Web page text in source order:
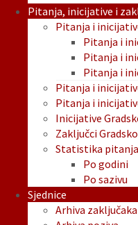
Pitanja, inicijative i
Pitanja i
Pitanja i
Pitanja i
Pitanja i
Pitanja i
Pitanja i
Inicijative
Zaključci
Statistika
Po godini
Po sazivu
Sjednice
Arhiva zaključaka